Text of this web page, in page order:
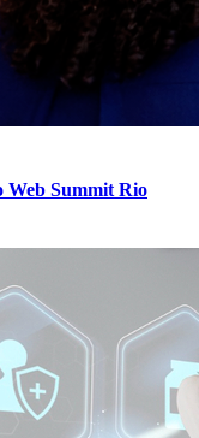
Web Summit Rio